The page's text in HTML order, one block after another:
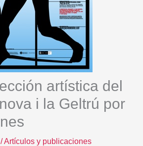
artística del
i la Geltrú por
/Artículos y publicaciones